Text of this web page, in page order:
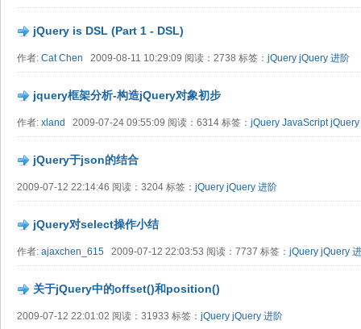
jQuery is DSL (Part 1 - DSL)
作者: Cat Chen 2009-08-11 10:29:09 阅读：2738 标签： jQuery jQuery 进阶
jquery框架分析-构造jQuery对象初步
作者: xland 2009-07-24 09:55:09 阅读：6314 标签： jQuery JavaScript
jQuery于json的结合
2009-07-12 22:14:46 阅读：3204 标签： jQuery jQuery 进阶
jQuery对select操作小结
作者: ajaxchen_615 2009-07-12 22:03:53 阅读：7737 标签： jQuery jQuery
关于jQuery中的offset()和position()
2009-07-12 22:01:02 阅读：31933 标签： jQuery jQuery 进阶